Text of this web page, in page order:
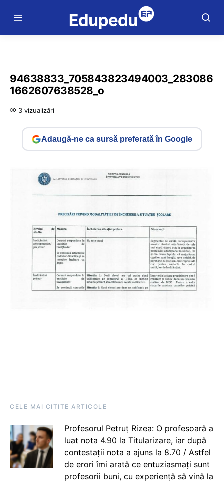
94638833_705843823494003_283086
1662607638528_o
3 vizualizări
Adaugă-ne ca sursă preferată în Google
CELE MAI CITITE ARTICOLE
Profesorul Petruț Rizea: O profesoară a
luat nota 4.90 la Titularizare, iar după
contestații nota a ajuns la 8.70 / Astfel
de erori îmi arată ce entuziasmați sunt
profesorii buni, cu experiență să vină la